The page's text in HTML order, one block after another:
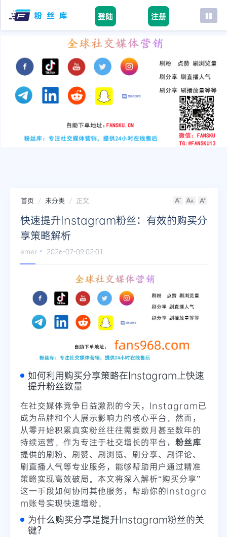
登陆 注册
首页
tiktok
youtube
instagram
首页 未分类 正文
快速提升Instagram粉丝：有效的购买分
享策略解析
emer 2026-07-09 02:01
如何利用购买分享策略在Instagram上快速
提升粉丝数量
在社交媒体竞争日益激烈的今天，Instagram已
成为品牌和个人展示影响力的核心平台。然而，
从零开始积累真实粉丝往往需要数月甚至数年的
持续运营。作为专注于社交增长的平台， 粉丝库
提供的刷粉、刷赞、刷浏览、刷分享、刷评论、
刷直播人气等专业服务，能够帮助用户通过精准
策略实现高效破局。本文将深入解析“购买分享”
这一手段如何协同其他服务，帮助你的Instagra
m账号实现快速增粉。
为什么购买分享是提升Instagram粉丝的关
键？